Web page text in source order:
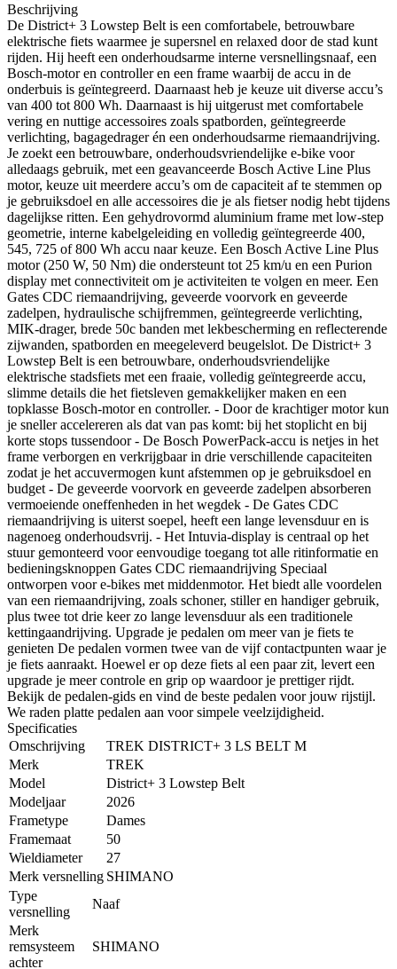
Beschrijving
De District+ 3 Lowstep Belt is een comfortabele, betrouwbare
elektrische fiets waarmee je supersnel en relaxed door de stad kunt
rijden. Hij heeft een onderhoudsarme interne versnellingsnaaf, een
Bosch-motor en controller en een frame waarbij de accu in de
onderbuis is geïntegreerd. Daarnaast heb je keuze uit diverse accu’s
van 400 tot 800 Wh. Daarnaast is hij uitgerust met comfortabele
vering en nuttige accessoires zoals spatborden, geïntegreerde
verlichting, bagagedrager én een onderhoudsarme riemaandrijving.
Je zoekt een betrouwbare, onderhoudsvriendelijke e-bike voor
alledaags gebruik, met een geavanceerde Bosch Active Line Plus
motor, keuze uit meerdere accu’s om de capaciteit af te stemmen op
je gebruiksdoel en alle accessoires die je als fietser nodig hebt tijdens
dagelijkse ritten. Een gehydrovormd aluminium frame met low-step
geometrie, interne kabelgeleiding en volledig geïntegreerde 400,
545, 725 of 800 Wh accu naar keuze. Een Bosch Active Line Plus
motor (250 W, 50 Nm) die ondersteunt tot 25 km/u en een Purion
display met connectiviteit om je activiteiten te volgen en meer. Een
Gates CDC riemaandrijving, geveerde voorvork en geveerde
zadelpen, hydraulische schijfremmen, geïntegreerde verlichting,
MIK-drager, brede 50c banden met lekbescherming en reflecterende
zijwanden, spatborden en meegeleverd beugelslot. De District+ 3
Lowstep Belt is een betrouwbare, onderhoudsvriendelijke
elektrische stadsfiets met een fraaie, volledig geïntegreerde accu,
slimme details die het fietsleven gemakkelijker maken en een
topklasse Bosch-motor en controller. - Door de krachtiger motor kun
je sneller accelereren als dat van pas komt: bij het stoplicht en bij
korte stops tussendoor - De Bosch PowerPack-accu is netjes in het
frame verborgen en verkrijgbaar in drie verschillende capaciteiten
zodat je het accuvermogen kunt afstemmen op je gebruiksdoel en
budget - De geveerde voorvork en geveerde zadelpen absorberen
vermoeiende oneffenheden in het wegdek - De Gates CDC
riemaandrijving is uiterst soepel, heeft een lange levensduur en is
nagenoeg onderhoudsvrij. - Het Intuvia-display is centraal op het
stuur gemonteerd voor eenvoudige toegang tot alle ritinformatie en
bedieningsknoppen Gates CDC riemaandrijving Speciaal
ontworpen voor e-bikes met middenmotor. Het biedt alle voordelen
van een riemaandrijving, zoals schoner, stiller en handiger gebruik,
plus twee tot drie keer zo lange levensduur als een traditionele
kettingaandrijving. Upgrade je pedalen om meer van je fiets te
genieten De pedalen vormen twee van de vijf contactpunten waar je
je fiets aanraakt. Hoewel er op deze fiets al een paar zit, levert een
upgrade je meer controle en grip op waardoor je prettiger rijdt.
Bekijk de pedalen-gids en vind de beste pedalen voor jouw rijstijl.
We raden platte pedalen aan voor simpele veelzijdigheid.
Specificaties
Omschrijving
TREK DISTRICT+ 3 LS BELT M
Merk
TREK
Model
District+ 3 Lowstep Belt
Modeljaar
2026
Frametype
Dames
Framemaat
50
Wieldiameter
27
Merk versnelling SHIMANO
Type
versnelling
Naaf
Merk
remsysteem
achter
SHIMANO